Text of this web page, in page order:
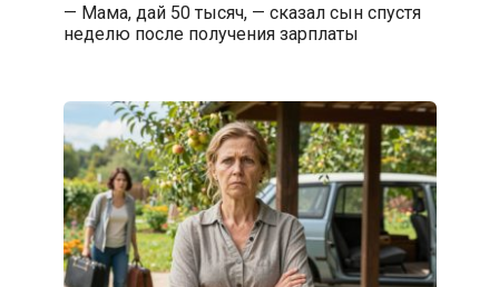
— Мама, дай 50 тысяч, — сказал сын спустя
неделю после получения зарплаты